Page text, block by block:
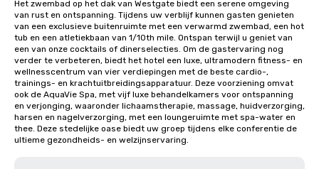
Het zwembad op het dak van Westgate biedt een serene omgeving
van rust en ontspanning. Tijdens uw verblijf kunnen gasten genieten
van een exclusieve buitenruimte met een verwarmd zwembad, een hot
tub en een atletiekbaan van 1/10th mile. Ontspan terwijl u geniet van
een van onze cocktails of dinerselecties. Om de gastervaring nog
verder te verbeteren, biedt het hotel een luxe, ultramodern fitness- en
wellnesscentrum van vier verdiepingen met de beste cardio-,
trainings- en krachtuitbreidingsapparatuur. Deze voorziening omvat
ook de AquaVie Spa, met vijf luxe behandelkamers voor ontspanning
en verjonging, waaronder lichaamstherapie, massage, huidverzorging,
harsen en nagelverzorging, met een loungeruimte met spa-water en
thee. Deze stedelijke oase biedt uw groep tijdens elke conferentie de
ultieme gezondheids- en welzijnservaring.